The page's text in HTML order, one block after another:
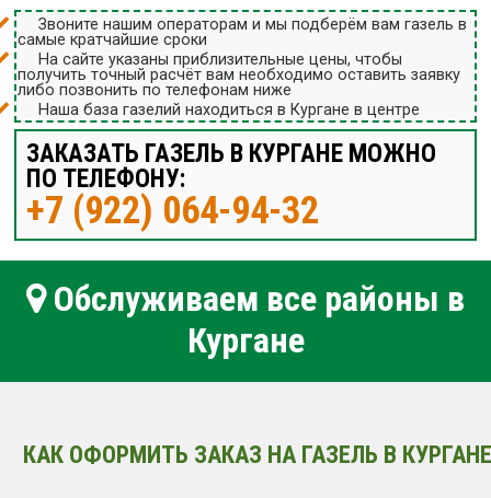
Звоните нашим операторам и мы подберём вам газель в
самые кратчайшие сроки
На сайте указаны приблизительные цены, чтобы
получить точный расчёт вам необходимо оставить заявку
либо позвонить по телефонам ниже
Наша база газелий находиться в Кургане в центре
ЗАКАЗАТЬ ГАЗЕЛЬ В КУРГАНЕ МОЖНО
ПО ТЕЛЕФОНУ:
+7 (922) 064-94-32
Обслуживаем все районы в
Кургане
КАК ОФОРМИТЬ ЗАКАЗ НА ГАЗЕЛЬ В